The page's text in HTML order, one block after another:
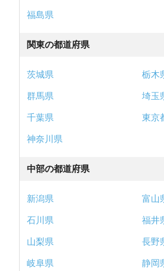
福島県
関東の都道府県
茨城県
栃木
群馬県
埼玉
千葉県
東京
神奈川県
中部の都道府県
新潟県
富山
石川県
福井
山梨県
長野
岐阜県
静岡